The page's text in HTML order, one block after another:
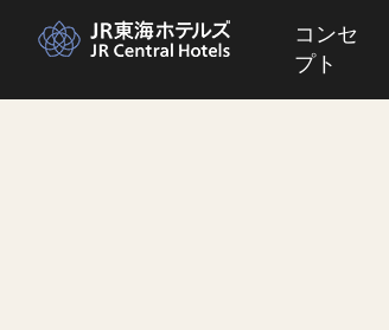
コンセ
プト